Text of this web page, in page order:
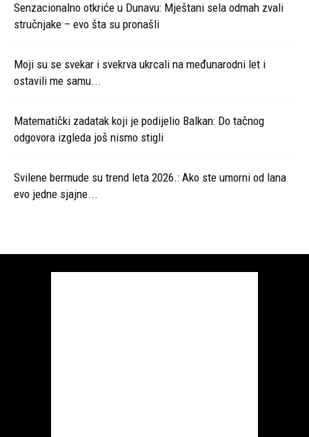
Senzacionalno otkriće u Dunavu: Mještani sela odmah zvali
stručnjake – evo šta su pronašli
Moji su se svekar i svekrva ukrcali na međunarodni let i
ostavili me samu...
Matematički zadatak koji je podijelio Balkan: Do tačnog
odgovora izgleda još nismo stigli
Svilene bermude su trend leta 2026.: Ako ste umorni od lana
evo jedne sjajne...